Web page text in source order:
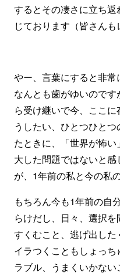
するとその凄さに立ち
じております（皆さんも
やー、言葉にすると非
なんとも歯がゆいので
ら受け継いで今、ここ
うしたい、ひとつひと
たときに、「世界が怖
大した問題ではないと
が、1年前の私と今の私
もちろん今も1年前の自
らけだし、日々、選択
すくむこと、逃げ出した
イラつくこともしょっ
ラブル、うまくいかな